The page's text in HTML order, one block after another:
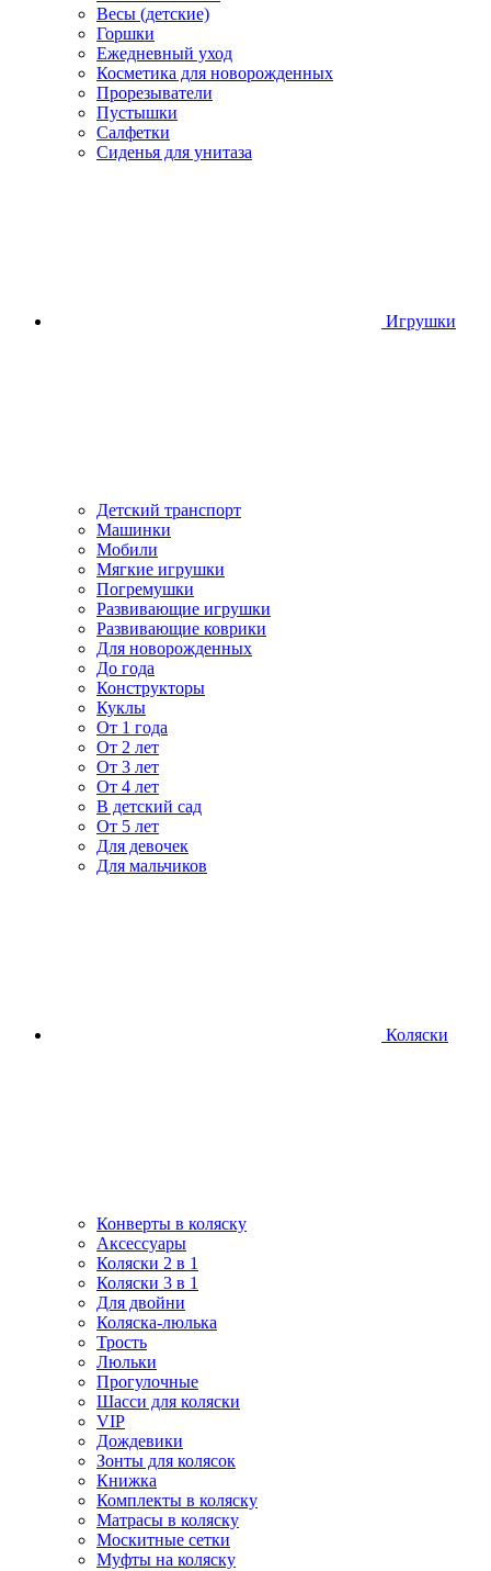
Весы (детские)
Горшки
Ежедневный уход
Косметика для новорожденных
Прорезыватели
Пустышки
Салфетки
Сиденья для унитаза
Игрушки
Детский транспорт
Машинки
Мобили
Мягкие игрушки
Погремушки
Развивающие игрушки
Развивающие коврики
Для новорожденных
До года
Конструкторы
Куклы
От 1 года
От 2 лет
От 3 лет
От 4 лет
В детский сад
От 5 лет
Для девочек
Для мальчиков
Коляски
Конверты в коляску
Аксессуары
Коляски 2 в 1
Коляски 3 в 1
Для двойни
Коляска-люлька
Трость
Люльки
Прогулочные
Шасси для коляски
VIP
Дождевики
Зонты для колясок
Книжка
Комплекты в коляску
Матрасы в коляску
Москитные сетки
Муфты на коляску